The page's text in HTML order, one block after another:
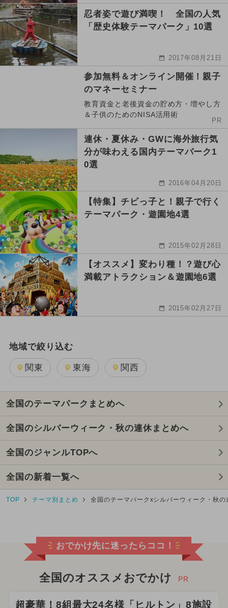
忍者姿で遊び満喫！ 全国の人気
「歴史体験テーマパーク」10選
2017年08月21日
参加無料＆オンライン開催！親子
のマネーセミナー
教育資金と老後資金の貯め方・増やし方
＆子供のためのNISA活用術
PR
連休・夏休み・GWに海外旅行気
分が味わえる国内テーマパーク1
0選
2016年04月20日
【特集】チビっ子と！親子で行く
テーマパーク・遊園地4選
2015年02月28日
【オススメ】変わり種！？遊び心
満載アトラクション＆遊園地6選
2015年02月27日
地域で絞り込む
関東 東海 関西
全国のテーマパークまとめへ
全国のシルバーウィーク・秋の連休まとめへ
全国のジャンルTOPへ
全国の新着一覧へ
TOP テーマ別まとめ 全国のテーマパークxシルバーウィーク・秋の
おでかけ先に迷ったらココ！
全国のオススメおでかけ PR
超豪華！8組最大24名様「ヒルトン」8施設